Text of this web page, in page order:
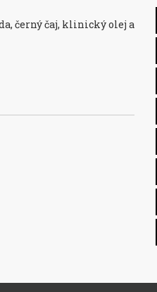
černý čaj, klinický olej a